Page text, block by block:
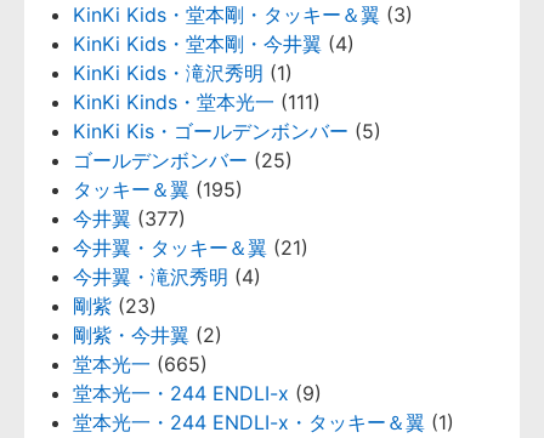
KinKi Kids・堂本剛・タッキー＆翼 (3)
KinKi Kids・堂本剛・今井翼 (4)
KinKi Kids・滝沢秀明 (1)
KinKi Kinds・堂本光一 (111)
KinKi Kis・ゴールデンボンバー (5)
ゴールデンボンバー (25)
タッキー＆翼 (195)
今井翼 (377)
今井翼・タッキー＆翼 (21)
今井翼・滝沢秀明 (4)
剛紫 (23)
剛紫・今井翼 (2)
堂本光一 (665)
堂本光一・244 ENDLI-x (9)
堂本光一・244 ENDLI-x・タッキー＆翼 (1)